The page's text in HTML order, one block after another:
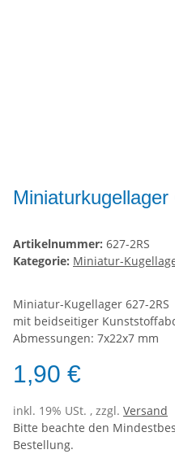
Miniaturkugellager
Artikelnummer: 627-2RS
Kategorie: Miniatur-
Miniatur-Kugellager 627-2RS
mit beidseitiger
Abmessungen: 7x22x7 mm
1,90 €
inkl. 19% USt. , zzgl. Versand
Bitte beachte den
Bestellung.